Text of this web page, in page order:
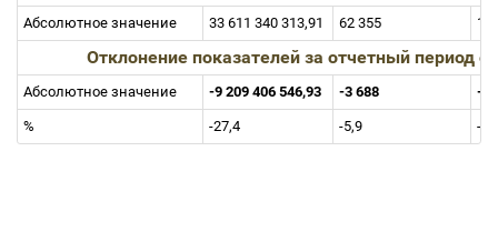
Абсолютное значение 33 611 340 313,91 62 355 1
Отклонение показателей за отчетный период
Абсолютное значение -9 209 406 546,93 -3 688 -
% -27,4 -5,9 -